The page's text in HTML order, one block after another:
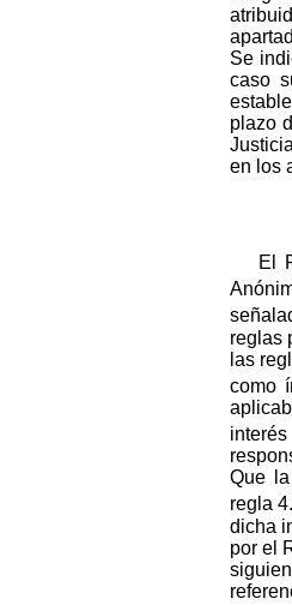
Se
caso
plazo
en los
El
reglas
las
como
Que
regla 4.
dicha
por el